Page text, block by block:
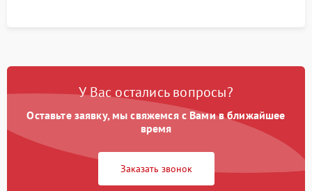
У Вас остались вопросы?
Оставьте заявку, мы свяжемся с Вами в ближайшее
время
Заказать звонок